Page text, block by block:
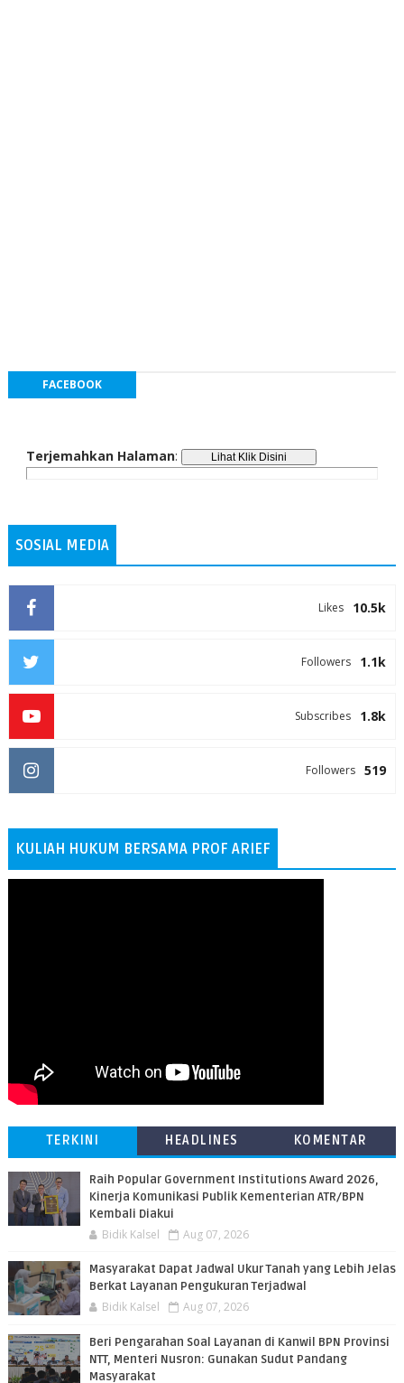
FACEBOOK
Terjemahkan Halaman:
SOSIAL MEDIA
10.5k
Likes
1.1k
Followers
1.8k
Subscribes
519
Followers
KULIAH HUKUM BERSAMA PROF ARIEF
TERKINI HEADLINES KOMENTAR
Raih Popular Government Institutions Award 2026,
Kinerja Komunikasi Publik Kementerian ATR/BPN
Kembali Diakui
Bidik Kalsel Aug 07, 2026
Masyarakat Dapat Jadwal Ukur Tanah yang Lebih Jelas
Berkat Layanan Pengukuran Terjadwal
Bidik Kalsel Aug 07, 2026
Beri Pengarahan Soal Layanan di Kanwil BPN Provinsi
NTT, Menteri Nusron: Gunakan Sudut Pandang
Masyarakat